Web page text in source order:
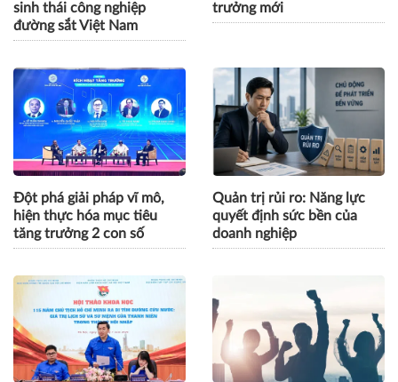
sinh thái công nghiệp
đường sắt Việt Nam
trưởng mới
Đột phá giải pháp vĩ mô,
hiện thực hóa mục tiêu
tăng trưởng 2 con số
Quản trị rủi ro: Năng lực
quyết định sức bền của
doanh nghiệp